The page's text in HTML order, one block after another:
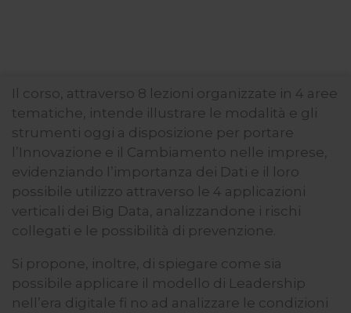
Il corso, attraverso 8 lezioni organizzate in 4 aree
tematiche, intende illustrare le modalità e gli
strumenti oggi a disposizione per portare
l’Innovazione e il Cambiamento nelle imprese,
evidenziando l’importanza dei Dati e il loro
possibile utilizzo attraverso le 4 applicazioni
verticali dei Big Data, analizzandone i rischi
collegati e le possibilità di prevenzione.
Si propone, inoltre, di spiegare come sia
possibile applicare il modello di Leadership
nell’era digitale fi no ad analizzare le condizioni